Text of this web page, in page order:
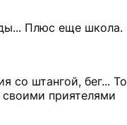
Плюс еще школа.
со штангой, бег... То
приятелями